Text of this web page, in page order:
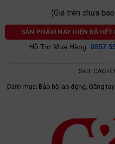
(Giá trên chưa
SẢN PHẨM NÀY HIỆN ĐÃ HẾT
Hỗ Trợ Mua Hàng: 0857
SKU:
Danh mục: Bảo hộ lao động Găng